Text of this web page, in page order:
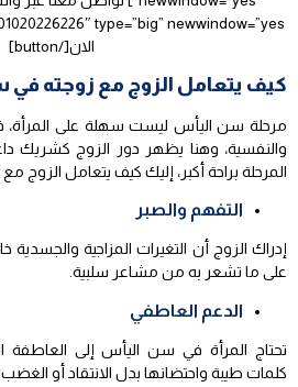
الان[/button]
كيف يتعامل الزوج مع زوجته
مرحلة سن اليأس ليست سهلة على المرأة،
والنفسية، وهنا يظهر دور الزوج كشريك
المرحلة براحة أكبر، إليك كيف يتعامل
التفهم والصبر
إدراك الزوج أن التغيرات المزاجية والجسدية
على ما تشعر به من مشاعر سلبية.
الدعم العاطفي
تحتاج المرأة في سن اليأس إلى العاطفة
كلمات طيبة واحتضانها بدل الانتقاد أو الغضب.